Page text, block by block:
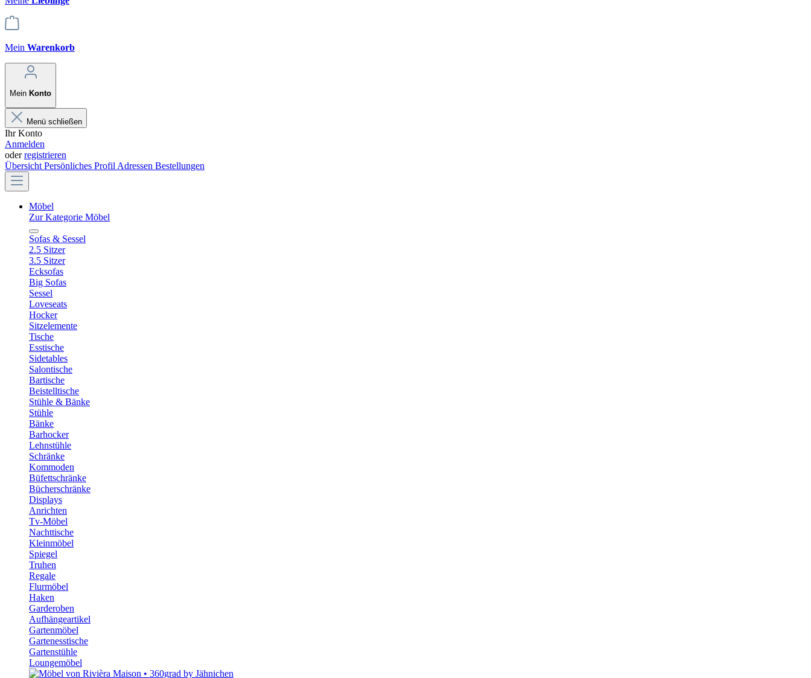
Mein Warenkorb
Mein Konto
Menü schließen
Ihr Konto
Anmelden
oderregistrieren
Übersicht Persönliches Profil Adressen Bestellungen
Möbel
Zur Kategorie Möbel
Sofas & Sessel
2.5 Sitzer
3.5 Sitzer
Ecksofas
Big Sofas
Sessel
Loveseats
Hocker
Sitzelemente
Tische
Esstische
Sidetables
Salontische
Bartische
Beistelltische
Stühle & Bänke
Stühle
Bänke
Barhocker
Lehnstühle
Schränke
Kommoden
Büfettschränke
Bücherschränke
Displays
Anrichten
Tv-Möbel
Nachttische
Kleinmöbel
Spiegel
Truhen
Regale
Flurmöbel
Haken
Garderoben
Aufhängeartikel
Gartenmöbel
Gartenesstische
Gartenstühle
Loungemöbel